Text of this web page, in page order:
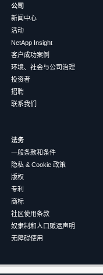
公司
新闻中心
活动
NetApp Insight
客户成功案例
环境、社会与公司治理
投资者
招聘
联系我们
法务
一般条款和条件
隐私 & Cookie 政策
版权
专利
商标
社区使用条款
奴隶制和人口贩运声明
无障碍使用